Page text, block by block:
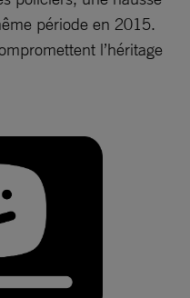
période en 2015.
l’héritage